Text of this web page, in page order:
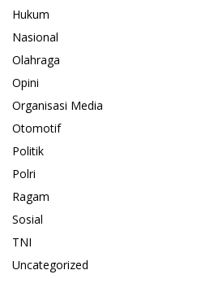
Hukum
Nasional
Olahraga
Opini
Organisasi Media
Otomotif
Politik
Polri
Ragam
Sosial
TNI
Uncategorized